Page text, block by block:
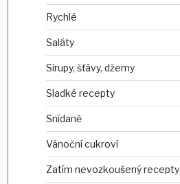
Rychlé
Saláty
Sirupy, šťávy, džemy
Sladké recepty
Snídaně
Vánoční cukroví
Zatím nevozkoušený recepty